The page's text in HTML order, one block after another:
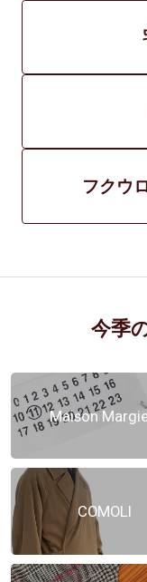
フクウ
今季
Maison
COMOLI